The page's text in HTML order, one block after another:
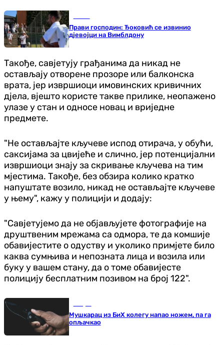
Прави господин: Ђоковић се извинио
д‌јевојци на Вимблдону
Такође, савјетују грађанима да никад не
остављају отворене прозоре или балконска
врата, јер извршиоци имовинских кривичних
дјела, вјешто користе такве прилике, неопажено
улазе у стан и односе новац и вриједне
предмете.
"Не остављајте кључеве испод отирача, у обући,
саксијама за цвијеће и слично, јер потенцијални
извршиоци знају за скривање кључева на тим
мјестима. Такође, без обзира колико кратко
напуштате возило, никад не остављајте кључеве
у њему", кажу у полицији и додају:
"Савјетујемо да не објављујете фотографије на
друштвеним мрежама са одмора, те да комшије
обавијестите о одуству и уколико примјете било
каква сумњива и непозната лица и возила или
буку у вашем стану, да о томе обавијесте
полицију бесплатним позивом на број 122".
Мушкарац из БиХ колегу напао ножем, па га
опљачкао